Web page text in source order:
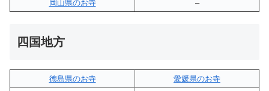
岡山県のお寺
–
四国地方
徳島県のお寺
愛媛県のお寺